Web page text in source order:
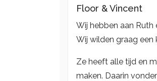
Floor & Vincent
Wij hebben aan
Wij wilden graag
Ze heeft alle tijd en
maken. Daarin